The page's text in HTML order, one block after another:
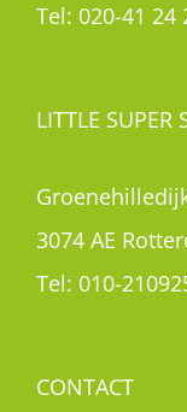
Tel: 020-41 24
LITTLE SUPER
3074 AE
Tel: 010-
CONTACT